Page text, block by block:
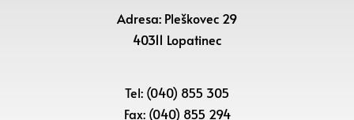
Adresa: Pleškovec 29
40311 Lopatinec
Tel: (040) 855 305
Fax: (040) 855 294